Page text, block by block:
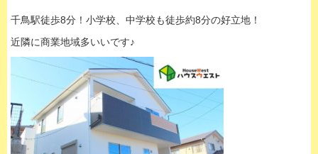
千鳥駅徒歩8分！小学校、中学校も徒歩約8分の好立地！
近隣に商業地域多いいです♪